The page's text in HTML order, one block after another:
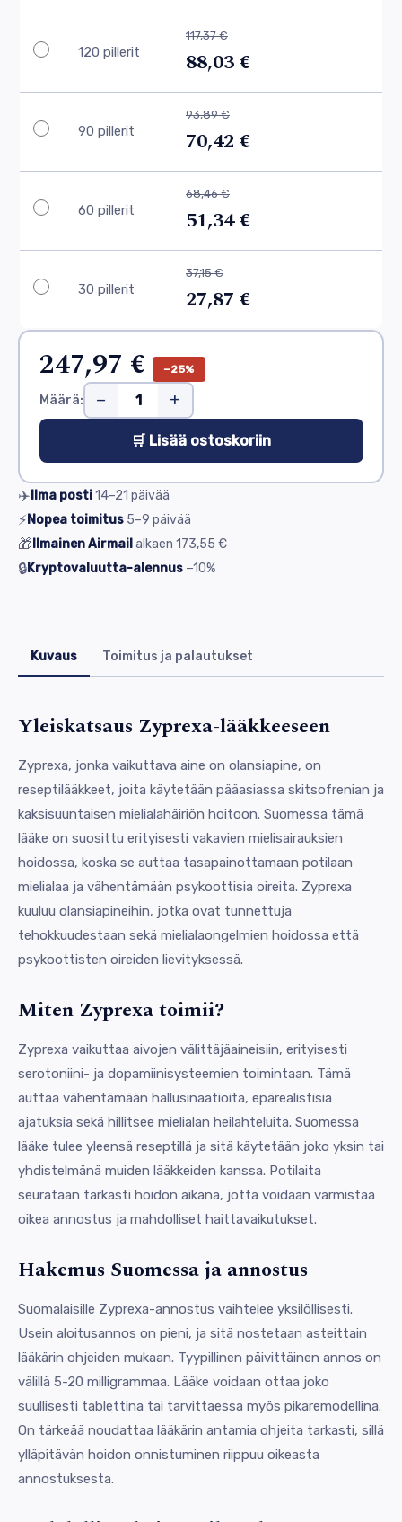
120 pillerit
117,37 €
88,03 €
90 pillerit
93,89 €
70,42 €
60 pillerit
68,46 €
51,34 €
30 pillerit
37,15 €
27,87 €
247,97 € −25%
Määrä: − +
🛒 Lisää ostoskoriin
✈️Ilma posti14–21 päivää
⚡Nopea toimitus 5–9 päivää
🎁Ilmainen Airmailalkaen 173,55 €
🔒Kryptovaluutta-alennus −10%
Kuvaus Toimitus ja palautukset
Yleiskatsaus Zyprexa-lääkkeeseen
Zyprexa, jonka vaikuttava aine on olansiapine, on
reseptilääkkeet, joita käytetään pääasiassa skitsofrenian ja
kaksisuuntaisen mielialahäiriön hoitoon. Suomessa tämä
lääke on suosittu erityisesti vakavien mielisairauksien
hoidossa, koska se auttaa tasapainottamaan potilaan
mielialaa ja vähentämään psykoottisia oireita. Zyprexa
kuuluu olansiapineihin, jotka ovat tunnettuja
tehokkuudestaan sekä mielialaongelmien hoidossa että
psykoottisten oireiden lievityksessä.
Miten Zyprexa toimii?
Zyprexa vaikuttaa aivojen välittäjäaineisiin, erityisesti
serotoniini- ja dopamiinisysteemien toimintaan. Tämä
auttaa vähentämään hallusinaatioita, epärealistisia
ajatuksia sekä hillitsee mielialan heilahteluita. Suomessa
lääke tulee yleensä reseptillä ja sitä käytetään joko yksin tai
yhdistelmänä muiden lääkkeiden kanssa. Potilaita
seurataan tarkasti hoidon aikana, jotta voidaan varmistaa
oikea annostus ja mahdolliset haittavaikutukset.
Hakemus Suomessa ja annostus
Suomalaisille Zyprexa-annostus vaihtelee yksilöllisesti.
Usein aloitusannos on pieni, ja sitä nostetaan asteittain
lääkärin ohjeiden mukaan. Tyypillinen päivittäinen annos on
välillä 5-20 milligrammaa. Lääke voidaan ottaa joko
suullisesti tablettina tai tarvittaessa myös pikaremodellina.
On tärkeää noudattaa lääkärin antamia ohjeita tarkasti, sillä
ylläpitävän hoidon onnistuminen riippuu oikeasta
annostuksesta.